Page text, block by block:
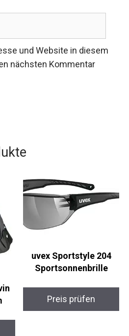
und Website in diesem
nächsten Kommentar
uvex Sportstyle 204
Sportsonnenbrille
Preis prüfen